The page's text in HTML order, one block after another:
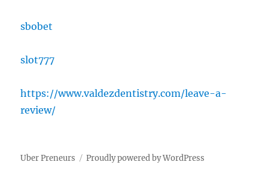
sbobet
slot777
https://www.valdezdentistry.com/leave-a-
review/
Uber Preneurs Proudly powered by WordPress